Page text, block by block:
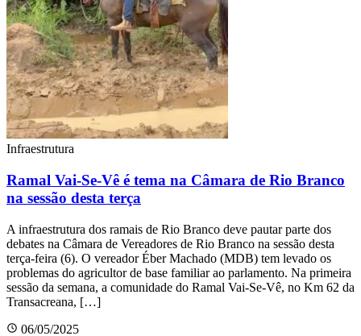
Infraestrutura
Ramal Vai-Se-Vê é tema na Câmara de Rio Branco
na sessão desta terça
A infraestrutura dos ramais de Rio Branco deve pautar parte dos
debates na Câmara de Vereadores de Rio Branco na sessão desta
terça-feira (6). O vereador Éber Machado (MDB) tem levado os
problemas do agricultor de base familiar ao parlamento. Na primeira
sessão da semana, a comunidade do Ramal Vai-Se-Vê, no Km 62 da
Transacreana, […]
06/05/2025